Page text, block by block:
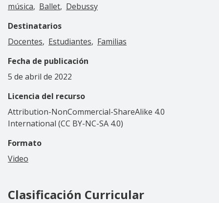
música
Ballet Debussy
Destinatarios
Docentes
Estudiantes
Familias
Fecha de publicación
5 de abril de 2022
Licencia del recurso
Attribution-NonCommercial-ShareAlike 4.0
International (CC BY-NC-SA 4.0)
Formato
Video
Clasificación Curricular